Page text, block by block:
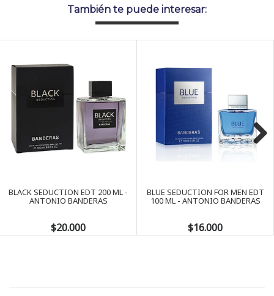
También te puede interesar:
BLACK SEDUCTION EDT 200 ML -
ANTONIO BANDERAS
$20.000
BLUE SEDUCTION FOR MEN EDT
100 ML - ANTONIO BANDERAS
$16.000